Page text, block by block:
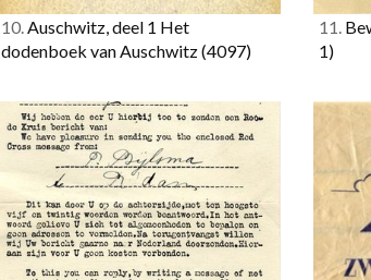
10.Auschwitz, deel 1 Het
dodenboek van Auschwitz(4097)
11.
1)